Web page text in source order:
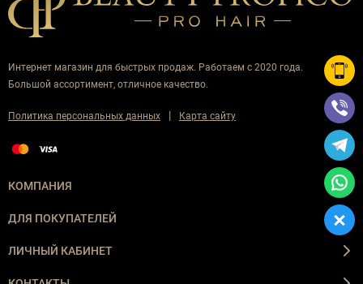
Интернет магазин для быстрых продаж. Работаем с 2020 года.
Большой ассортимент, отличное качество.
Политика персональных данных | Карта сайту
КОМПАНИЯ
ДЛЯ ПОКУПАТЕЛЕЙ
ЛИЧНЫЙ КАБИНЕТ